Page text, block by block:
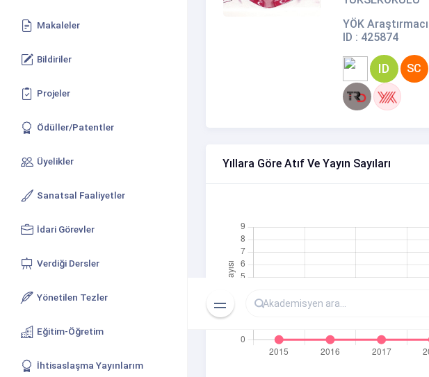
Makaleler
Bildiriler
Projeler
Ödüller/Patentler
Üyelikler
Sanatsal Faaliyetler
İdari Görevler
Verdiği Dersler
Yönetilen Tezler
Eğitim-Öğretim
İhtisaslaşma Yayınlarım
YÖK Araştırmacı
ID : 425874
ID SC
Yıllara Göre Atıf Ve Yayın Sayıları